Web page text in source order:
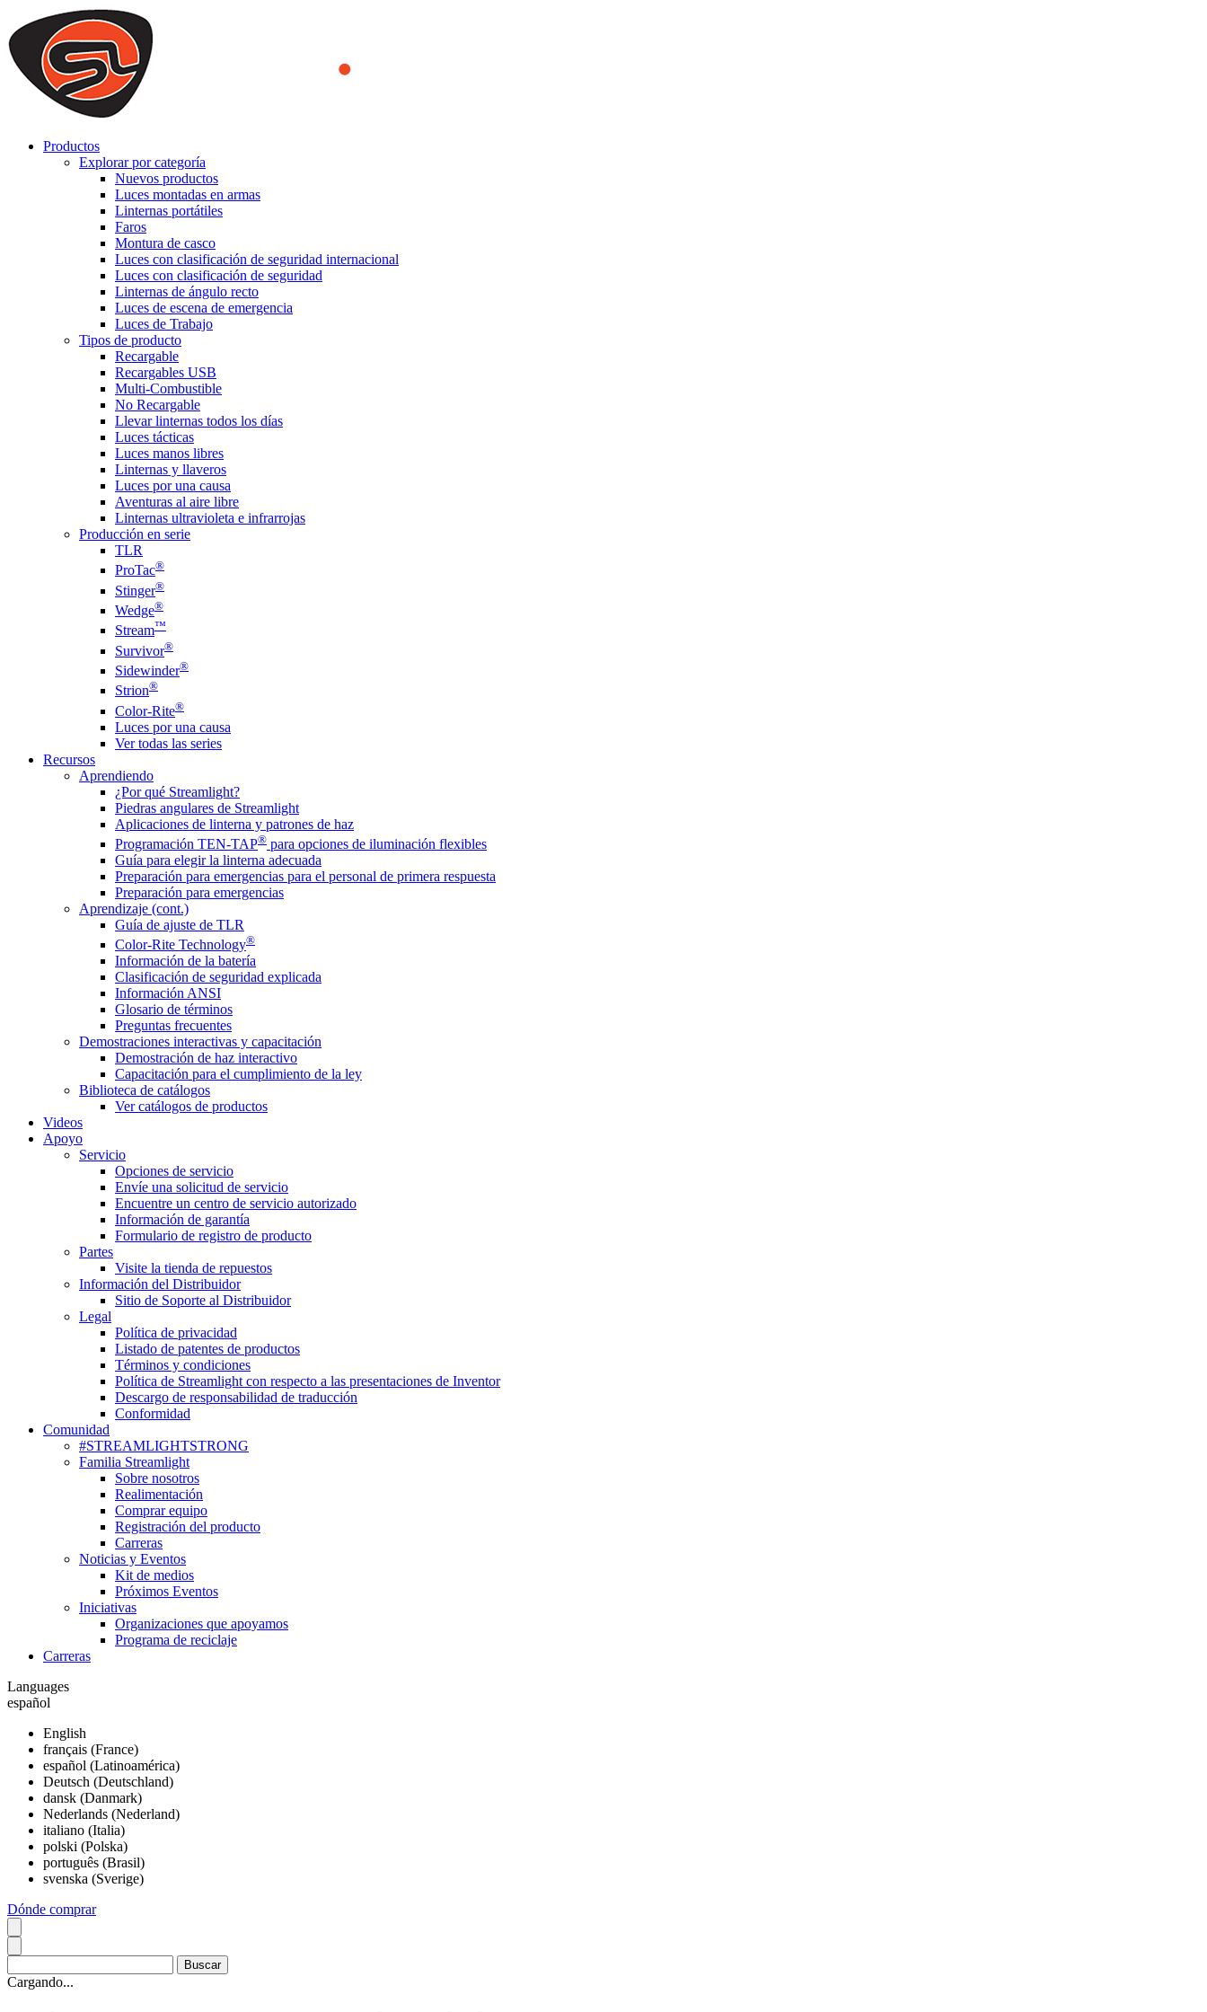
We use cookies to ensure that we provide you the best experience on our website. By continuing to browse this website, you accept that cookies are used to help us analyze how the website is used and to offer
you a better experience. To learn more or to find out how you can disable cookies, you can access our
ACCEPT AND CLOSE
Productos
Explorar por categoría
Nuevos productos
Luces montadas en armas
Linternas portátiles
Faros
Montura de casco
Luces con clasificación de seguridad internacional
Luces con clasificación de seguridad
Linternas de ángulo recto
Luces de escena de emergencia
Luces de Trabajo
Tipos de producto
Recargable
Recargables USB
Multi-Combustible
No Recargable
Llevar linternas todos los días
Luces tácticas
Luces manos libres
Linternas y llaveros
Luces por una causa
Aventuras al aire libre
Linternas ultravioleta e infrarrojas
Producción en serie
TLR
ProTac®
Stinger®
Wedge®
Stream™
Survivor®
Sidewinder®
Strion®
Color-Rite®
Luces por una causa
Ver todas las series
Recursos
Aprendiendo
¿Por qué Streamlight?
Piedras angulares de Streamlight
Aplicaciones de linterna y patrones de haz
Programación TEN-TAP® para opciones de iluminación flexibles
Guía para elegir la linterna adecuada
Preparación para emergencias para el personal de primera respuesta
Preparación para emergencias
Aprendizaje (cont.)
Guía de ajuste de TLR
Color-Rite Technology®
Información de la batería
Clasificación de seguridad explicada
Información ANSI
Glosario de términos
Preguntas frecuentes
Demostraciones interactivas y capacitación
Demostración de haz interactivo
Capacitación para el cumplimiento de la ley
Biblioteca de catálogos
Ver catálogos de productos
Videos
Apoyo
Servicio
Opciones de servicio
Envíe una solicitud de servicio
Encuentre un centro de servicio autorizado
Información de garantía
Formulario de registro de producto
Partes
Visite la tienda de repuestos
Información del Distribuidor
Sitio de Soporte al Distribuidor
Legal
Política de privacidad
Listado de patentes de productos
Términos y condiciones
Política de Streamlight con respecto a las presentaciones de Inventor
Descargo de responsabilidad de traducción
Conformidad
Comunidad
#STREAMLIGHTSTRONG
Familia Streamlight
Sobre nosotros
Realimentación
Comprar equipo
Registración del producto
Carreras
Noticias y Eventos
Kit de medios
Próximos Eventos
Iniciativas
Organizaciones que apoyamos
Programa de reciclaje
Carreras
Languages
español
English
français (France)
español (Latinoamérica)
Deutsch (Deutschland)
dansk (Danmark)
Nederlands (Nederland)
italiano (Italia)
polski (Polska)
português (Brasil)
svenska (Sverige)
Dónde comprar
Cargando...